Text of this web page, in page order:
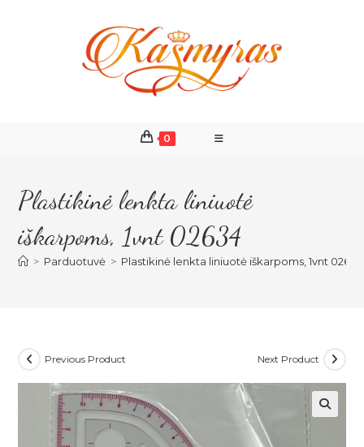
0
Plastikinė lenkta liniuotė
iškarpoms, 1vnt 02634
> Parduotuvė > Plastikinė lenkta liniuotė iškarpoms, 1vnt 02634
Previous Product Next Product